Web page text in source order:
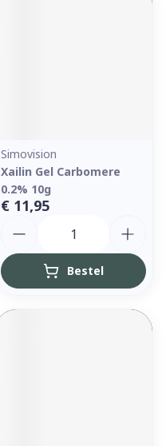
Simovision
Xailin Gel Carbomere
0.2% 10g
€ 11,95
Bestel